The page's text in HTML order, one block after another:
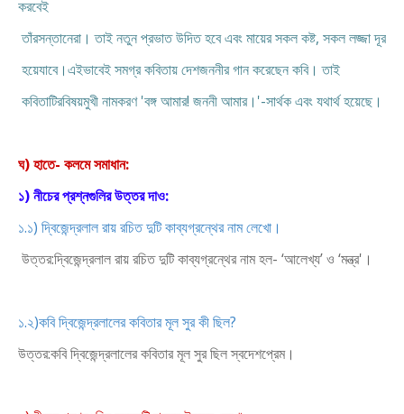
করবেই
তাঁরসন্তানেরা। তাই নতুন প্রভাত উদিত হবে এবং মায়ের সকল কষ্ট, সকল লজ্জা দূর
হয়েযাবে।এইভাবেই সমগ্র কবিতায় দেশজননীর গান করেছেন কবি। তাই
কবিতাটিরবিষয়মুখী নামকরণ 'বঙ্গ আমার! জননী আমার।'-সার্থক এবং যথার্থ হয়েছে।
ঘ) হাতে- কলমে সমাধান:
১) নীচের প্রশ্নগুলির উত্তর দাও:
১.১) দ্বিজেন্দ্রলাল রায় রচিত দুটি কাব্যগ্রন্থের নাম লেখো।
উত্তর:দ্বিজেন্দ্রলাল রায় রচিত দুটি কাব্যগ্রন্থের নাম হল- ‘আলেখ্য’ ও ‘মন্ত্র'।
১.২)কবি দ্বিজেন্দ্রলালের কবিতার মূল সুর কী ছিল?
উত্তর:কবি দ্বিজেন্দ্রলালের কবিতার মূল সুর ছিল স্বদেশপ্রেম।